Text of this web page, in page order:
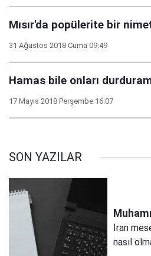
Mısır'da popülerite bir
31 Ağustos 2018 Cuma 09:49
Hamas bile onları
17 Mayıs 2018 Perşembe 16:07
SON YAZILAR
İran
nasıl